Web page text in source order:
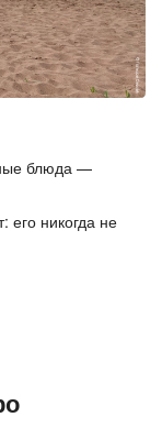
блюда —
его никогда не